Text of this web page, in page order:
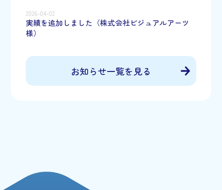
2026-04-02
実績を追加しました（株式会社ビジュアルアーツ
様）
お知らせ一覧を見る